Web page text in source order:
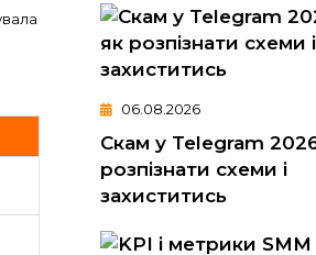
06.08.2026
Скам у Telegram
розпізнати схеми і
захиститись